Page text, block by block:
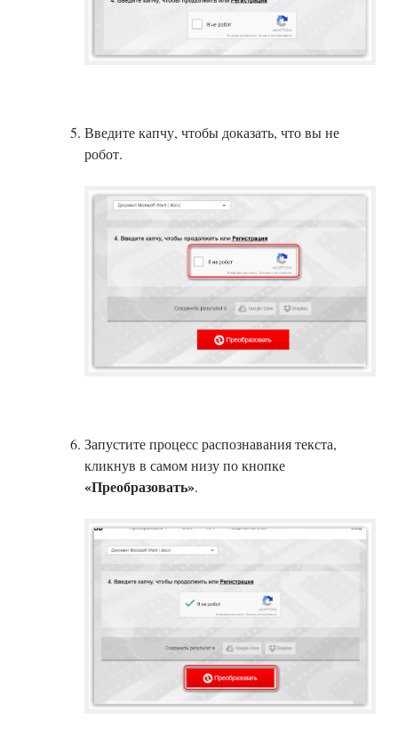
Введите капчу, чтобы доказать, что вы не
робот.
Запустите процесс распознавания текста,
кликнув в самом низу по кнопке
«Преобразовать».